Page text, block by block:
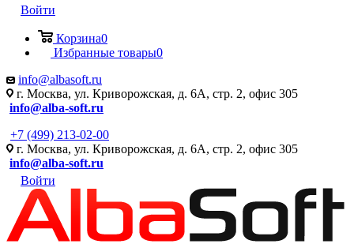
Войти
Корзина0
Избранные товары0
info@albasoft.ru
г. Москва, ул. Криворожская, д. 6А, стр. 2, офис 305
info@alba-soft.ru
+7 (499) 213-02-00
г. Москва, ул. Криворожская, д. 6А, стр. 2, офис 305
info@alba-soft.ru
Войти